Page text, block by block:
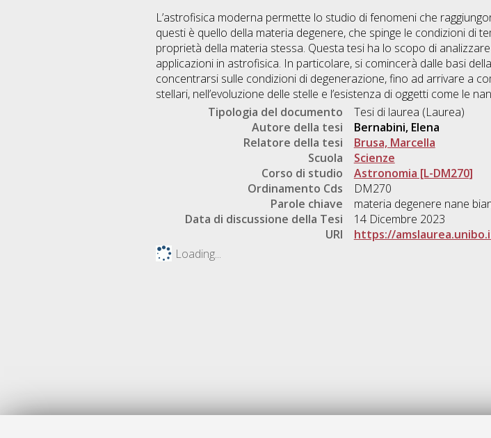
L’astrofisica moderna permette lo studio di fenomeni che
questi è quello della materia degenere, che spinge le condizioni di
proprietà della materia stessa. Questa tesi ha lo scopo di
applicazioni in astrofisica. In particolare, si comincerà dalle basi
concentrarsi sulle condizioni di degenerazione, fino ad arrivare a
stellari, nell’evoluzione delle stelle e l’esistenza di oggetti come le
Tipologia del documento
Tesi di laurea (Laurea)
Autore della tesi
Bernabini, Elena
Relatore della tesi
Brusa, Marcella
Scuola
Scienze
Corso di studio
Astronomia [L-DM270]
Ordinamento Cds
DM270
Parole chiave
materia degenere nane
Data di discussione della Tesi
14 Dicembre 2023
URI
https://
Loading...